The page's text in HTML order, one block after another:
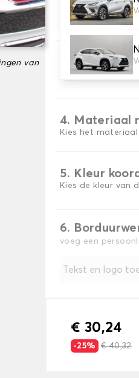
van
2. Materiaal
Kies het
3. Tapijt
Kies de kleur van
4. Materiaal
Kies het
5. Kleur koord
Kies de kleur van
6.
voeg een
Tekst en logo
€ 30,24
-25% € 40,32